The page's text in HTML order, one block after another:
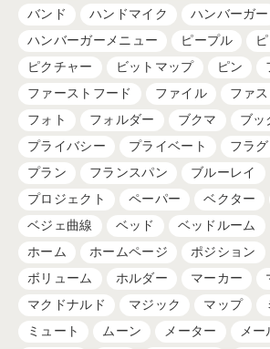
バンド
ハンドマイク
ハンバーガー
ハンバーガーメニュー
ピープル
ピクチャー
ビットマップ ピン
ファーストフード
ファイル
ファ
フォト
フォルダー ブクマ
ブッ
プライバシー
プライベート フラグ
プラン
フランスパン ブルーレイ
プロジェクト
ペーパー ベクター
ベジェ曲線
ベッド ベッドルーム
ホーム
ホームページ ポジション
ボリューム
ホルダー マーカー
マクドナルド
マジック マップ
ミュート
ムーン メーター メー